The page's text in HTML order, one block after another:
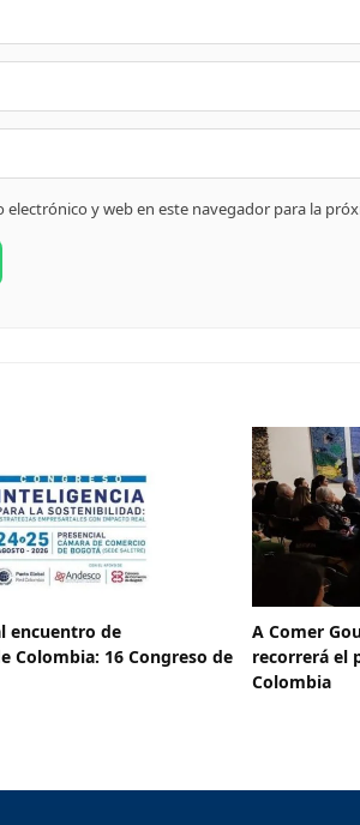
y web en este navegador para la
encuentro de
Colombia: 16 Congreso de
A Comer
recorrerá el
Colombia